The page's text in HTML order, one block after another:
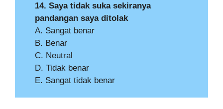
14. Saya tidak suka sekiranya
pandangan saya ditolak
A. Sangat benar
B. Benar
C. Neutral
D. Tidak benar
E. Sangat tidak benar